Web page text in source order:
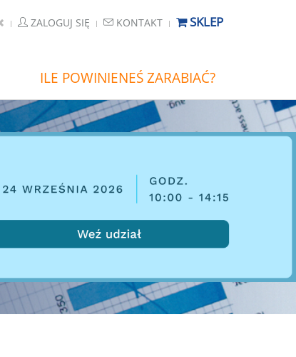
ZALOGUJ SIĘ KONTAKT SKLEP
ILE POWINIENEŚ ZARABIAĆ?